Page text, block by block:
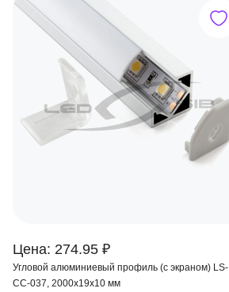
Цена: 274.95 ₽
Угловой алюминиевый профиль (с экраном) LS-
СС-037, 2000х19х10 мм